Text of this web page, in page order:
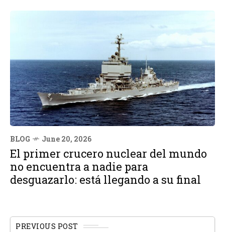
BLOG June 20, 2026
El primer crucero nuclear del mundo
no encuentra a nadie para
desguazarlo: está llegando a su final
PREVIOUS POST